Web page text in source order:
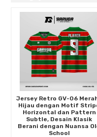
Jersey Retro GV-06
Hijau dengan Motif
Horizontal dan Pattern
Subtle, Desain Klasik
Berani dengan Nuansa
School